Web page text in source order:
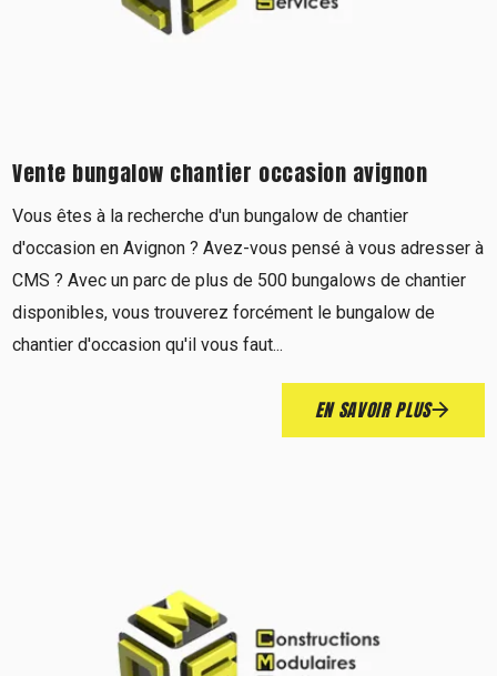
Vente bungalow chantier occasion avignon
Vous êtes à la recherche d'un bungalow de chantier
d'occasion en Avignon ? Avez-vous pensé à vous adresser à
CMS ? Avec un parc de plus de 500 bungalows de chantier
disponibles, vous trouverez forcément le bungalow de
chantier d'occasion qu'il vous faut...
EN SAVOIR PLUS